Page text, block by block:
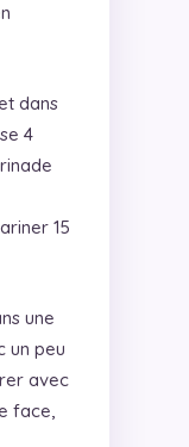
dans
4
15
une
un peu
avec
face,